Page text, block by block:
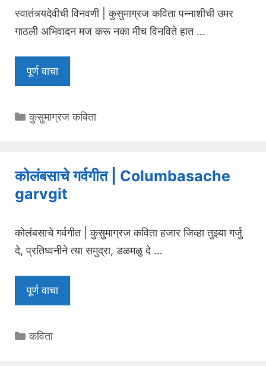
स्वातंत्र्यदेवीची विनवणी | कुसुमाग्रज कविता पन्नाशीची उमर
गाठली अभिवादन मज करू नका मीच विनविते हात …
पूर्ण वाचा
Categories
कुसुमाग्रज कविता
कोलंबसाचे गर्वगीत | Columbasache
garvgit
कोलंबसाचे गर्वगीत | कुसुमाग्रज कविता हजार जिव्हा तुझ्या गर्जु
दे, प्रतिध्वनीने त्या समुद्रा, डळमळु दे …
पूर्ण वाचा
Categories
कविता